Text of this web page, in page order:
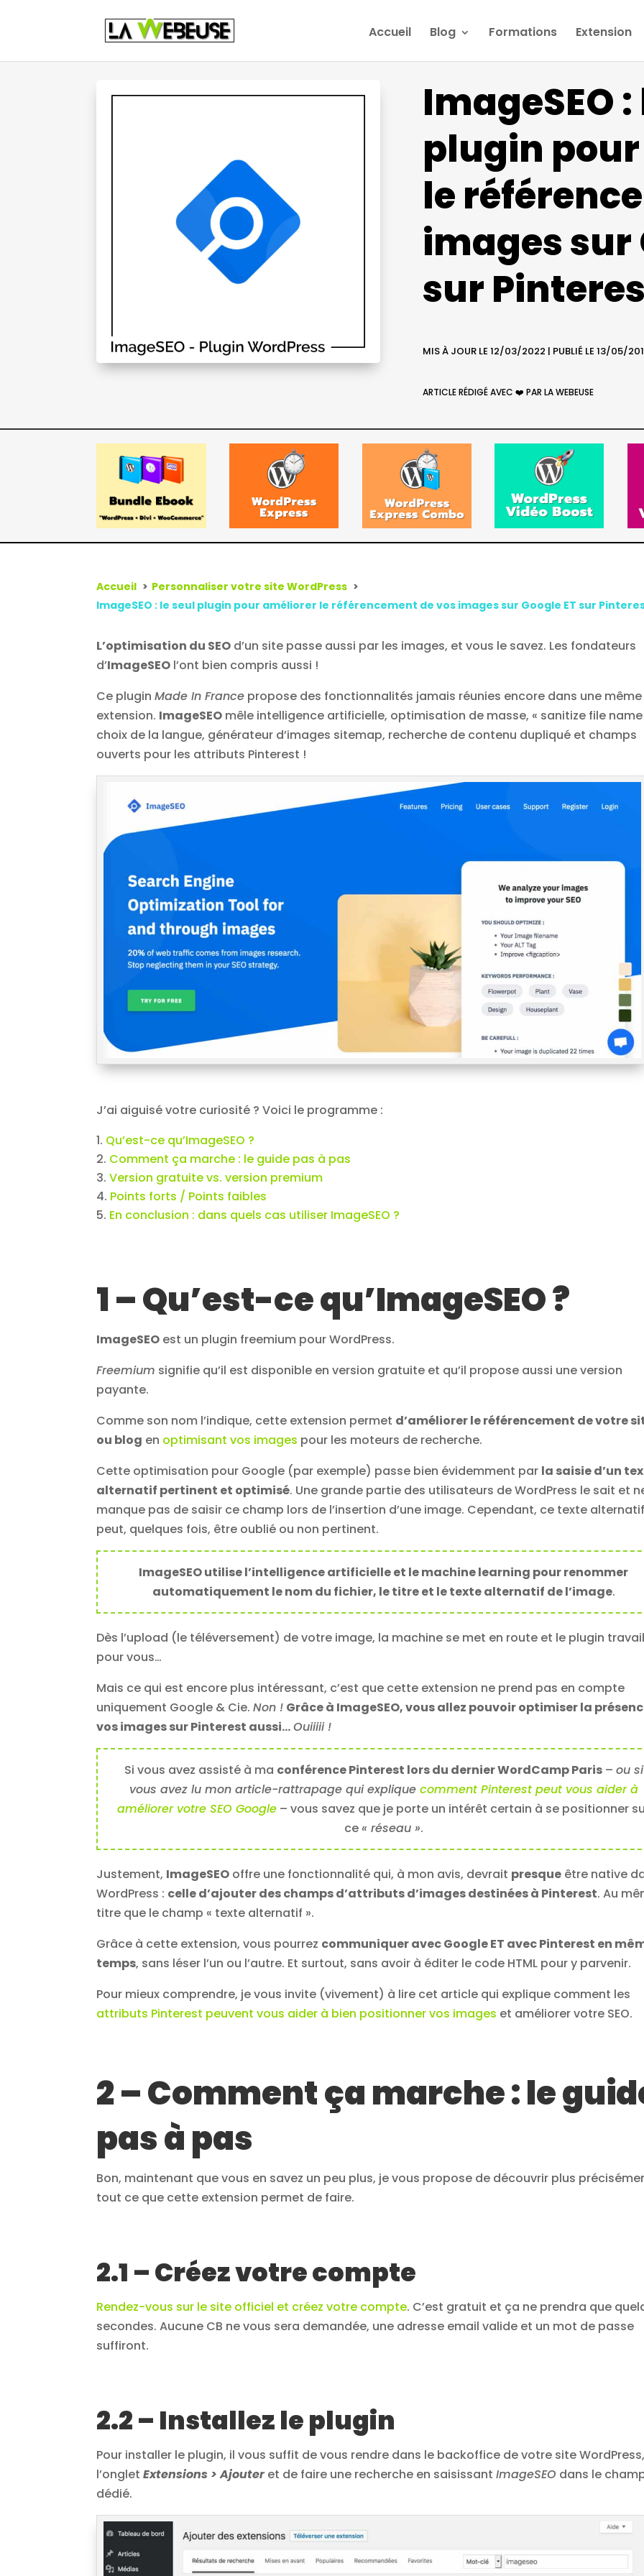
Accueil Blog Formations Extension
ImageSEO
plugin
le
images sur
sur
MIS À JOUR LE 12/03/2022 | PUBLIÉ LE 13/05/
ARTICLE RÉDIGÉ AVEC ❤️ PAR LA WEBEUSE
Accueil
Personnaliser votre site WordPress
ImageSEO : le seul plugin pour améliorer le référencement de vos images sur Google ET sur
L’optimisation du SEO d’un site passe aussi par les images, et vous le savez. Les fondateurs
d’ImageSEO l’ont bien compris aussi !
Ce pluginMade In France propose des fonctionnalités jamais réunies encore dans une même
extension. ImageSEO mêle intelligence artificielle, optimisation de masse, « sanitize file name
choix de la langue, générateur d’images sitemap, recherche de contenu dupliqué et champs
ouverts pour les attributs Pinterest !
J’ai aiguisé votre curiosité ? Voici le programme :
Qu’est-ce qu’ImageSEO ?
Comment ça marche : le guide pas à pas
Version gratuite vs. version premium
Points forts / Points faibles
En conclusion : dans quels cas utiliser ImageSEO ?
1 – Qu’est-ce qu’ImageSEO ?
ImageSEO est un plugin freemium pour WordPress.
Freemium signifie qu’il est disponible en version gratuite et qu’il propose aussi une version
payante.
Comme son nom l’indique, cette extension permet d’améliorer le référencement de votre
ou blog en optimisant vos images pour les moteurs de recherche.
Cette optimisation pour Google (par exemple) passe bien évidemment par la saisie d’un
alternatif pertinent et optimisé. Une grande partie des utilisateurs de WordPress le sait et
manque pas de saisir ce champ lors de l’insertion d’une image. Cependant, ce texte
peut, quelques fois, être oublié ou non pertinent.
ImageSEO utilise l’intelligence artificielle et le machine learning pour renommer
automatiquement le nom du fichier, le titre et le texte alternatif de l’image.
Dès l’upload (le téléversement) de votre image, la machine se met en route et le plugin
pour vous…
Mais ce qui est encore plus intéressant, c’est que cette extension ne prend pas en compte
uniquement Google & Cie.Non ! Grâce à ImageSEO, vous allez pouvoir optimiser la
vos images sur Pinterest aussi…Ouiiiii !
Si vous avez assisté à ma conférence Pinterest lors du dernier WordCamp Paris– ou si
vous avez lu mon article-rattrapage qui explique comment Pinterest peut vous aider à
améliorer votre SEO Google – vous savez que je porte un intérêt certain à se positionner
ce « réseau ».
Justement, ImageSEO offre une fonctionnalité qui, à mon avis, devrait presque être native
WordPress : celle d’ajouter des champs d’attributs d’images destinées à Pinterest. Au
titre que le champ « texte alternatif ».
Grâce à cette extension, vous pourrez communiquer avec Google ET avec Pinterest en
temps, sans léser l’un ou l’autre. Et surtout, sans avoir à éditer le code HTML pour y parvenir.
Pour mieux comprendre, je vous invite (vivement) à lire cet article qui explique comment les
attributs Pinterest peuvent vous aider à bien positionner vos images et améliorer votre SEO.
2 – Comment ça marche : le
pas à pas
Bon, maintenant que vous en savez un peu plus, je vous propose de découvrir plus
tout ce que cette extension permet de faire.
2.1 – Créez votre compte
Rendez-vous sur le site officiel et créez votre compte. C’est gratuit et ça ne prendra que
secondes. Aucune CB ne vous sera demandée, une adresse email valide et un mot de passe
suffiront.
2.2 – Installez le plugin
Pour installer le plugin, il vous suffit de vous rendre dans le backoffice de votre site
l’ongletExtensions > Ajouteret de faire une recherche en saisissantImageSEO dans le
dédié.